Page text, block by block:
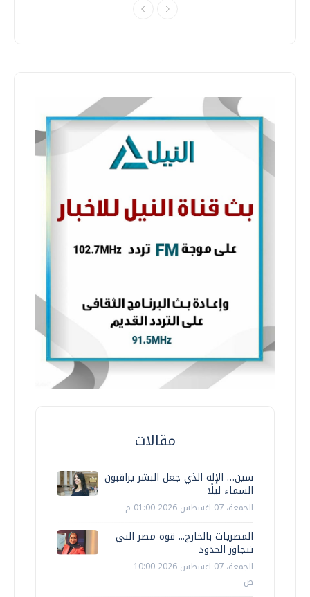
مقالات
سين… الإله الذي جعل البشر يراقبون
السماء ليلًا
الجمعة، 07 اغسطس 2026 01:00 م
المصريات بالخارج... قوة مصر التي
تتجاوز الحدود
الجمعة، 07 اغسطس 2026 10:00
ص